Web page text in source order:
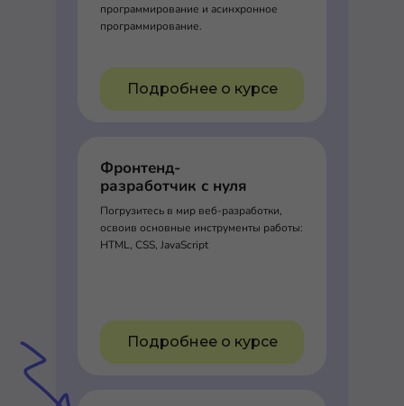
программирование и асинхронное
программирование.
Подробнее о курсе
Фронтенд-
разработчик с нуля
Погрузитесь в мир веб-разработки,
освоив основные инструменты работы:
HTML, CSS, JavaScript
Подробнее о курсе